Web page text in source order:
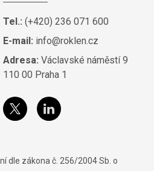
Tel.: (+420) 236 071 600
E-mail: info@roklen.cz
Adresa: Václavské náměstí 9
110 00 Praha 1
dle zákona č. 256/2004 Sb. o